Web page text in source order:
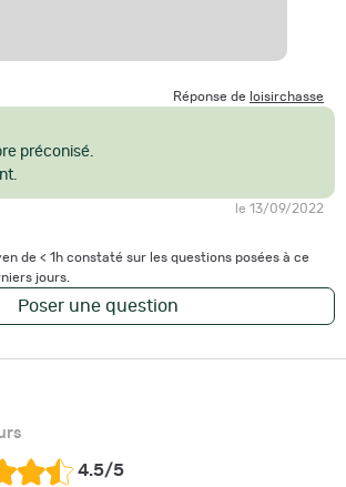
Réponse de loisirchasse
préconisé.
le 13/09/2022
de < 1h constaté sur les questions posées à ce
jours.
Poser une question
4.5/5